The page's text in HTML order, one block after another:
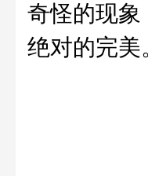
奇怪的现
绝对的完美